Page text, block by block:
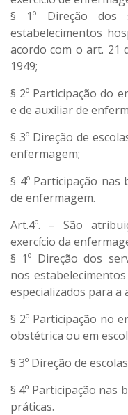
§ 1º Direção dos
estabelecimentos
acordo com o art. 21
1949;
§ 2º Participação do
e de auxiliar de
§ 3º Direção de
enfermagem;
§ 4º Participação nas
de enfermagem.
Art.4º. – São
exercício da
§ 1º Direção dos
nos
especializados para a
§ 2º Participação no
obstétrica ou em
§ 3º Direção de
§ 4º Participação nas
práticas.